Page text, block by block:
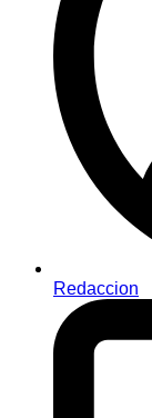
Redaccion